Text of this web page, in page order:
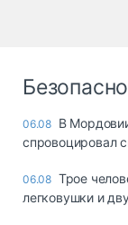
06.08 В
спровоцировал
06.08 Трое
легковушки и